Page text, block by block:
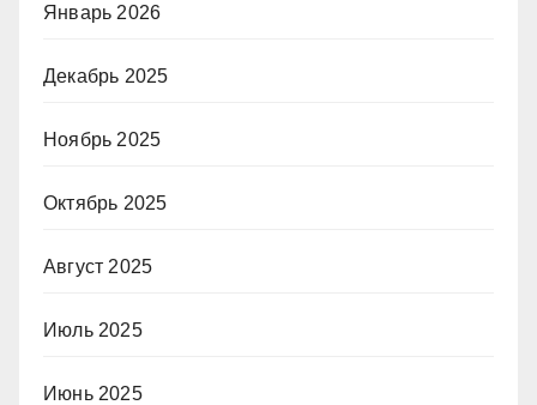
Январь 2026
Декабрь 2025
Ноябрь 2025
Октябрь 2025
Август 2025
Июль 2025
Июнь 2025